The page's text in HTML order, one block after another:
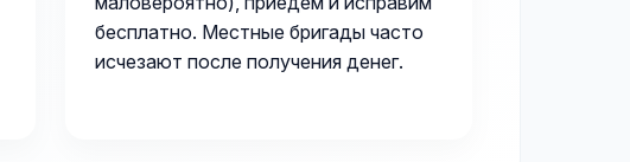
бесплатно. Местные бригады часто
исчезают после получения денег.